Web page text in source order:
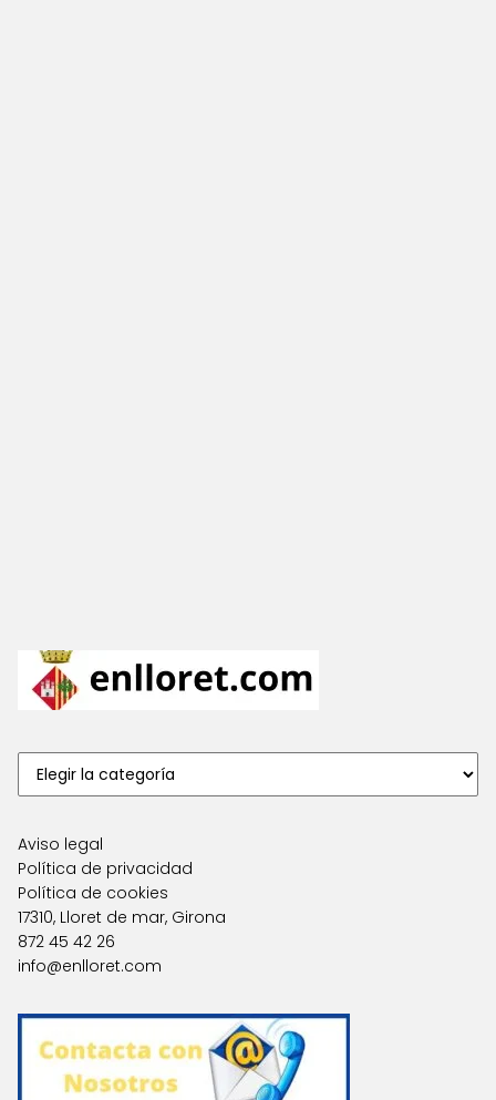
Aviso legal
Política de privacidad
Política de cookies
17310, Lloret de mar, Girona
872 45 42 26
info@enlloret.com